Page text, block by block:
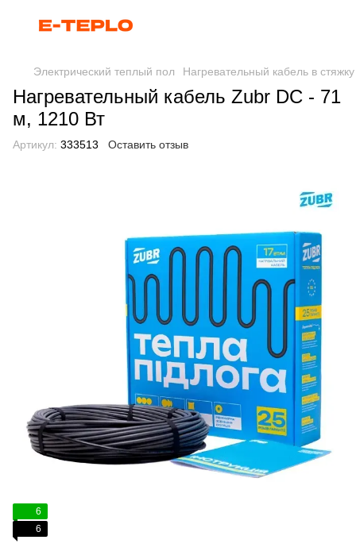
Электрический теплый пол Нагревательный кабель в стяжку
Нагревательный кабель Zubr DC - 71
м, 1210 Вт
Артикул: 333513 Оставить отзыв
6
6